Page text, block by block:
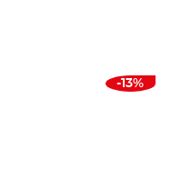
-13%